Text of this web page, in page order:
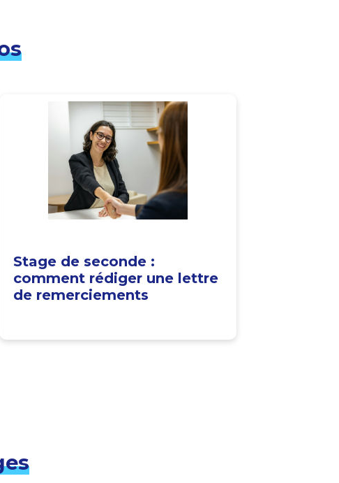
Stage de seconde :
comment rédiger une lettre
de remerciements